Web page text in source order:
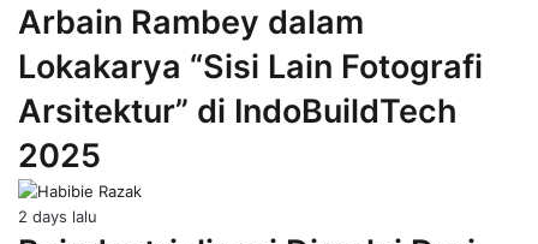
Arbain Rambey dalam
Lokakarya “Sisi Lain Fotografi
Arsitektur” di IndoBuildTech
2025
2 days lalu